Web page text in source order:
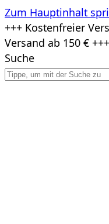
Zum Hauptinhalt
Zum
Inhalt
springen
+++ Kostenfreier
Versand ab 150 €
Suche